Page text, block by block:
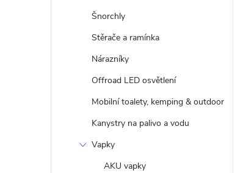
Šnorchly
Stěrače a ramínka
Nárazníky
Offroad LED osvětlení
Mobilní toalety, kemping & outdoor
Kanystry na palivo a vodu
Vapky
AKU vapky